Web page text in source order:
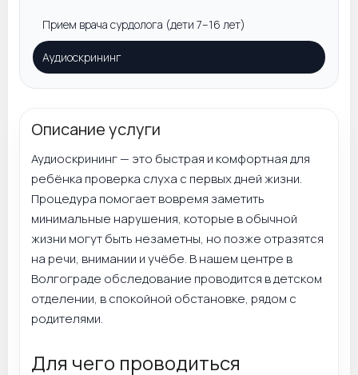
Прием врача сурдолога (дети 7–16 лет)
Аудиоскрининг
Описание услуги
Аудиоскрининг — это быстрая и комфортная для
ребёнка проверка слуха с первых дней жизни.
Процедура помогает вовремя заметить
минимальные нарушения, которые в обычной
жизни могут быть незаметны, но позже отразятся
на речи, внимании и учёбе. В нашем центре в
Волгограде обследование проводится в детском
отделении, в спокойной обстановке, рядом с
родителями.
Для чего проводиться